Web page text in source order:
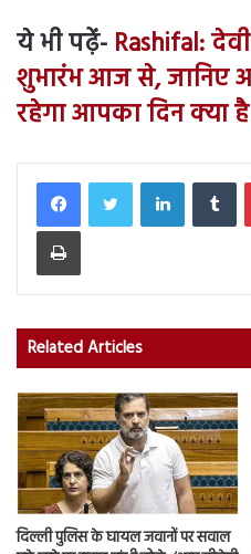
ये भी पढ़ें- Rashifal:
शुभारंभ आज से,
रहेगा आपका दिन
LinkedIn
Print
Related Articles
दिल्ली पुलिस के घायल जवानों पर सवाल